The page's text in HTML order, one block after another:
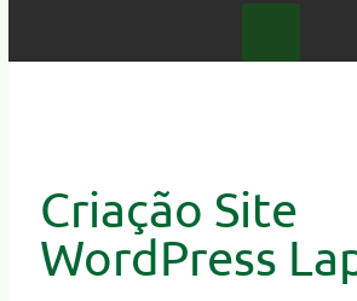
Criação Site
WordPress